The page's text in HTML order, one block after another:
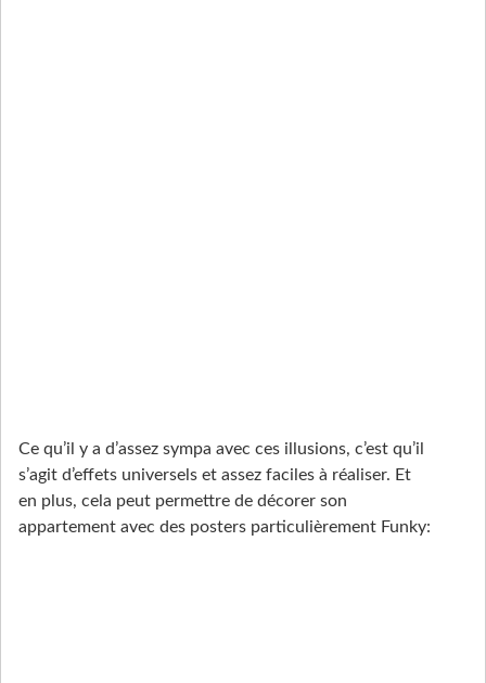
Ce qu’il y a d’assez sympa avec ces illusions, c’est qu’il
s’agit d’effets universels et assez faciles à réaliser. Et
en plus, cela peut permettre de décorer son
appartement avec des posters particulièrement Funky: